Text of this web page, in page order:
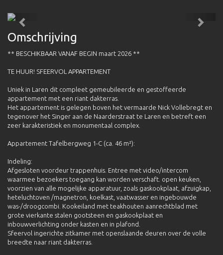
Previous Next
Omschrijving
** BESCHIKBAAR VANAF BEGIN maart 2026 **
TE HUUR! SFEERVOL APPARTEMENT
Uniek in Laren dit compleet gemeubileerde en gestoffeerde
appartement met een riant dakterras.
Het appartement is gelegen boven het vermaarde Nick Vollebregt en
tegenover het Singer aan de Naarderstraat te Laren en betreft een
zeer karakteristiek en monumentaal complex.
Appartement Tafelbergweg 1-C (ca. 46 m²):
Indeling:
Afgesloten voordeur trappenhuis. Entree met video/intercom
waarmee bezoekers toegang kan worden verschaft. open keuken,
voorzien van alle mogelijke apparatuur, zoals gaskookplaat, afzuigkap,
heteluchtoven /magnetron, koelkast, vaatwasser en ingebouwde
was-/droogcombi. Kookeiland met teakhouten aanrechtblad met
grote vierkante stalen gootsteen en gaskookplaat en
inbouwverlichting onder kasten en in plafond.
Sfeervol ingerichte zitkamer met openslaande deuren over de volle
breedte naar riant dakterras.